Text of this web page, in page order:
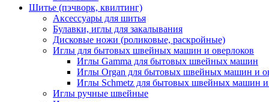
Шитье (пэчворк, квилтинг)
Аксессуары для шитья
Булавки, иглы для закалывания
Дисковые ножи (роликовые, раскройные)
Иглы для бытовых швейных машин и оверлоков
Иглы Gamma для бытовых швейных машин
Иглы Organ для бытовых швейных машин и
Иглы Schmetz для бытовых швейных машин и
Иглы ручные швейные